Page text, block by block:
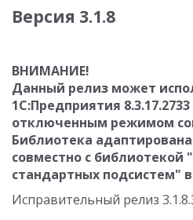
Версия 3.1.8
ВНИМАНИЕ!
Данный релиз может
1С:Предприятия
отключенным режимом
Библиотека
совместно с библиотекой
стандартных подсистем"
Исправительный релиз